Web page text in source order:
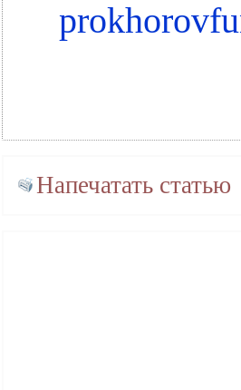
Напечатать статью